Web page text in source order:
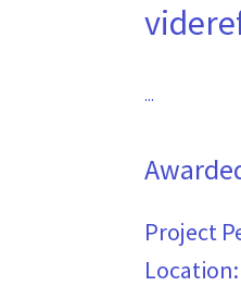
...
Project